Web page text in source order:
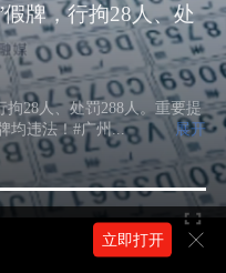
牌，行拘28人、处
28人、处罚288人。重要提
均违法！#广州...
展开
立即打开